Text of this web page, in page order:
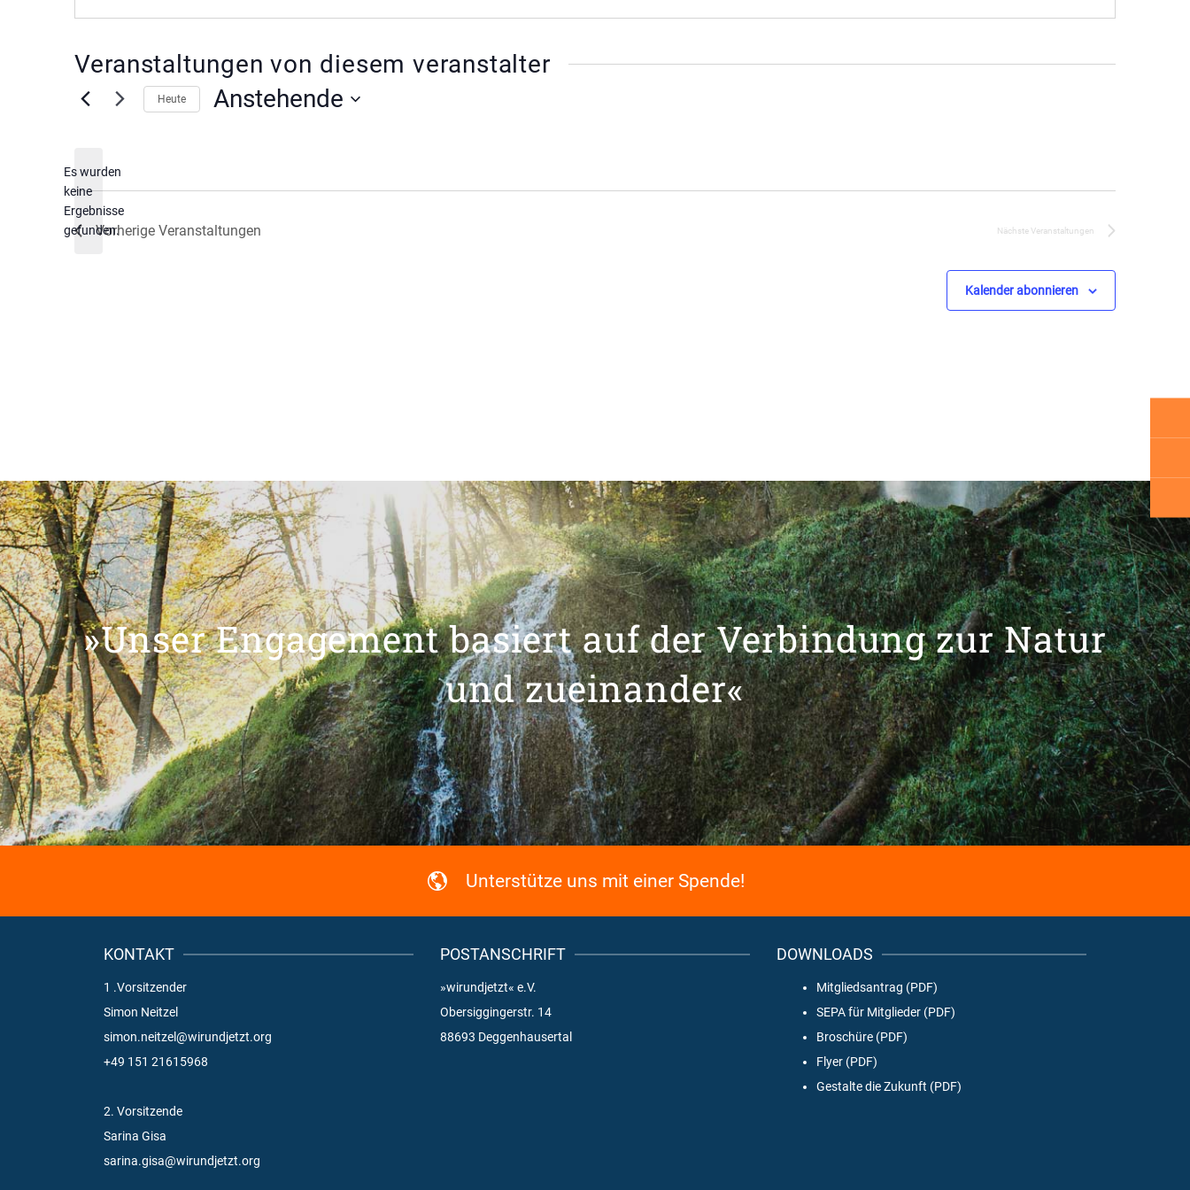
Veranstaltungen von diesem veranstalter
Hinweis
Es wurden
keine
Ergebnisse
gefunden.
Heute Anstehende
Vorherige Veranstaltungen NächsteVeranstaltungen
Kalender abonnieren
»Unser Engagement basiert auf der Verbindung zur Natur
und zueinander«
Unterstütze uns mit einer Spende!
KONTAKT
1 .Vorsitzender
Simon Neitzel
simon.neitzel@wirundjetzt.org
+49 151 21615968
2. Vorsitzende
Sarina Gisa
sarina.gisa@wirundjetzt.org
POSTANSCHRIFT
»wirundjetzt« e.V.
Obersiggingerstr. 14
88693 Deggenhausertal
DOWNLOADS
Mitgliedsantrag (PDF)
SEPA für Mitglieder (PDF)
Broschüre (PDF)
Flyer (PDF)
Gestalte die Zukunft (PDF)